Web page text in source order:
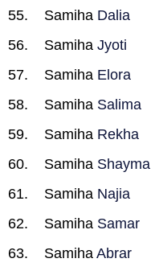
Samiha Dalia
Samiha Jyoti
Samiha Elora
Samiha Salima
Samiha Rekha
Samiha Shayma
Samiha Najia
Samiha Samar
Samiha Abrar